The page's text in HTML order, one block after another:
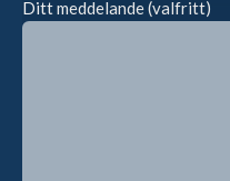
Ditt meddelande (valfritt)